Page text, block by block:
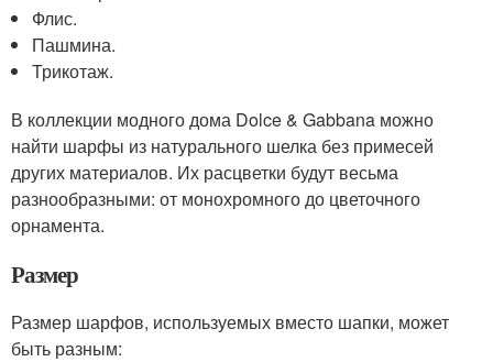
Флис.
Пашмина.
Трикотаж.
В коллекции модного дома Dolce & Gabbana можно
найти шарфы из натурального шелка без примесей
других материалов. Их расцветки будут весьма
разнообразными: от монохромного до цветочного
орнамента.
Размер
Размер шарфов, используемых вместо шапки, может
быть разным: